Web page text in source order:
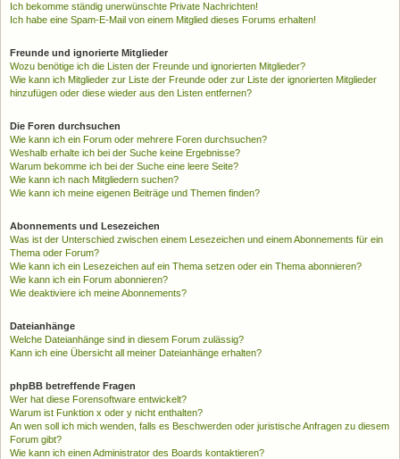
Ich bekomme ständig unerwünschte Private Nachrichten!
Ich habe eine Spam-E-Mail von einem Mitglied dieses Forums erhalten!
Freunde und ignorierte Mitglieder
Wozu benötige ich die Listen der Freunde und ignorierten Mitglieder?
Wie kann ich Mitglieder zur Liste der Freunde oder zur Liste der ignorierten Mitglieder
hinzufügen oder diese wieder aus den Listen entfernen?
Die Foren durchsuchen
Wie kann ich ein Forum oder mehrere Foren durchsuchen?
Weshalb erhalte ich bei der Suche keine Ergebnisse?
Warum bekomme ich bei der Suche eine leere Seite?
Wie kann ich nach Mitgliedern suchen?
Wie kann ich meine eigenen Beiträge und Themen finden?
Abonnements und Lesezeichen
Was ist der Unterschied zwischen einem Lesezeichen und einem Abonnements für ein
Thema oder Forum?
Wie kann ich ein Lesezeichen auf ein Thema setzen oder ein Thema abonnieren?
Wie kann ich ein Forum abonnieren?
Wie deaktiviere ich meine Abonnements?
Dateianhänge
Welche Dateianhänge sind in diesem Forum zulässig?
Kann ich eine Übersicht all meiner Dateianhänge erhalten?
phpBB betreffende Fragen
Wer hat diese Forensoftware entwickelt?
Warum ist Funktion x oder y nicht enthalten?
An wen soll ich mich wenden, falls es Beschwerden oder juristische Anfragen zu diesem
Forum gibt?
Wie kann ich einen Administrator des Boards kontaktieren?